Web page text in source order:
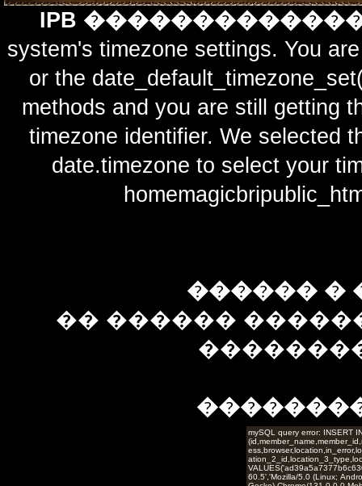
IPB
system's timezone settings. You
or the
methods and you are still getting
timezone identifier. We selected
date.timezone to select
������ �
�� ������